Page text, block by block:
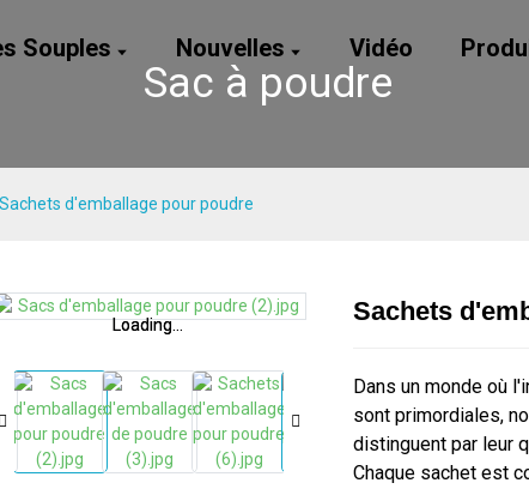
Souples Nouvelles Vidéo
Sac à poudre
Sachets d'emballage pour poudre
Loading...
Loading... Loading...
Loading...
Sachets
Dans un monde où
sont primordiales,
distinguent par leur
Chaque sachet est